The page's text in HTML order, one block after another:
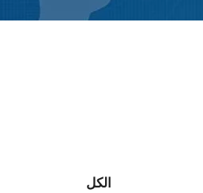
الكل